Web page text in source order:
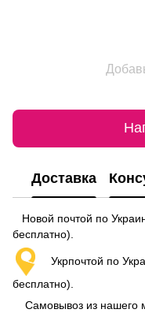
Доставка
Новой почтой по
бесплатно).
Укрпочтой по
бесплатно).
Самовывоз из нашего